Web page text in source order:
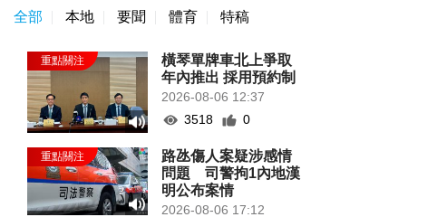
全部 本地 要聞 體育 特稿
橫琴單牌車北上爭取
年內推出 採用預約制
2026-08-06 12:37
3518
0
路氹傷人案疑涉感情
問題 司警拘1內地漢
明公布案情
2026-08-06 17:12